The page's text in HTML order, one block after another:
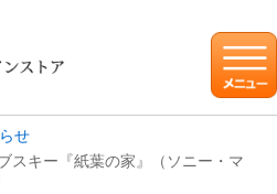
せ
スキー『紙葉の家』（ソニー・マ